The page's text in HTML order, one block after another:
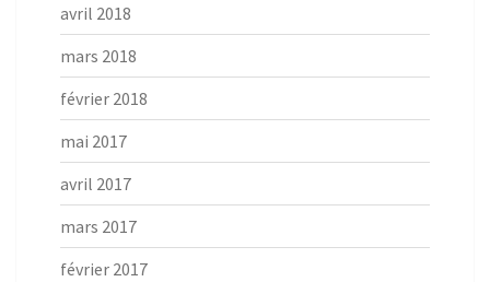
avril 2018
mars 2018
février 2018
mai 2017
avril 2017
mars 2017
février 2017